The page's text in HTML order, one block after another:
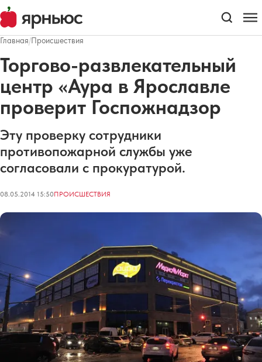
Главная/Происшествия
Торгово-развлекательный
центр «Аура в Ярославле
проверит Госпожнадзор
Эту проверку сотрудники
противопожарной службы уже
согласовали с прокуратурой.
08.05.2014 15:50ПРОИСШЕСТВИЯ